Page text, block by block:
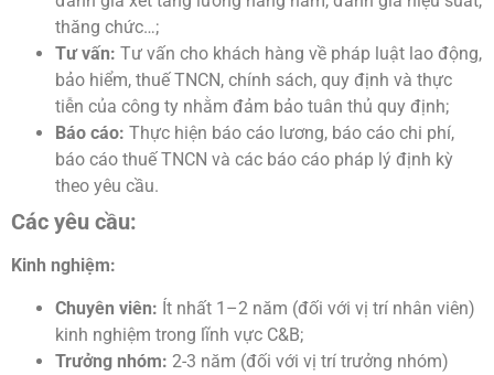
thăng chức…;
Tư vấn: Tư vấn cho khách hàng về pháp luật lao động,
bảo hiểm, thuế TNCN, chính sách, quy định và thực
tiễn của công ty nhằm đảm bảo tuân thủ quy định;
Báo cáo: Thực hiện báo cáo lương, báo cáo chi phí,
báo cáo thuế TNCN và các báo cáo pháp lý định kỳ
theo yêu cầu.
Các yêu cầu:
Kinh nghiệm:
Chuyên viên: Ít nhất 1–2 năm (đối với vị trí nhân viên)
kinh nghiệm trong lĩnh vực C&B;
Trưởng nhóm: 2-3 năm (đối với vị trí trưởng nhóm)